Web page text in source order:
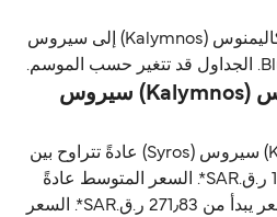
يوجد 2 رحلات أسبوعياً من كاليمنوس (Kalymnos) إلى سيروس
أسعار عبّارات كاليمنوس (Kalymnos) سيروس
أسعار كاليمنوس (Kalymnos) سيروس (Syros) عادةً تتراوح بين
271٫83 ر.ق.‏SAR* و 1٬091٫67 ر.ق.‏SAR*. السعر المتوسط عادةً
276٫98 ر.ق.‏SAR*. أرخص سعر يبدأ من 271٫83 ر.ق.‏SAR*. السعر